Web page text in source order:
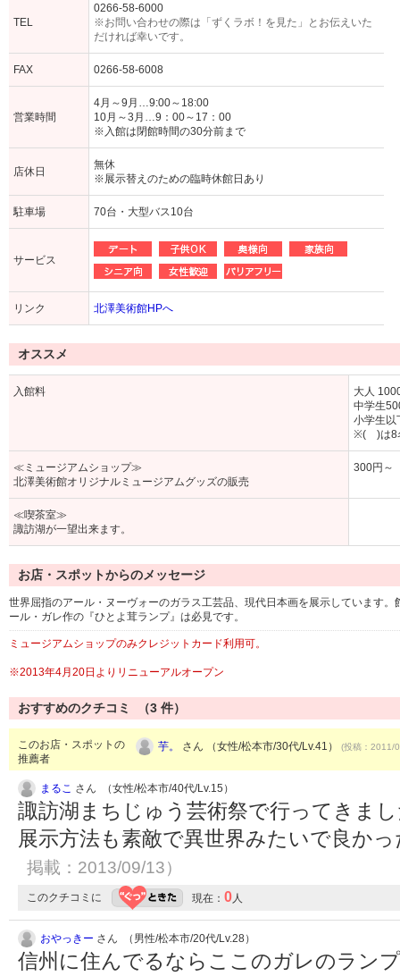
TEL
0266-58-6000
※お問い合わせの際は「ずくラボ！を見た」とお伝えいた
だければ幸いです。
FAX 0266-58-6008
営業時間
4月～9月…9:00～18:00
10月～3月…9：00～17：00
※入館は閉館時間の30分前まで
店休日
無休
※展示替えのための臨時休館日あり
駐車場 70台・大型バス10台
サービス
リンク 北澤美術館HPへ
オススメ
入館料
大人
中学生
小学生以
※( )は8
≪ミュージアムショップ≫
北澤美術館オリジナルミュージアムグッズの販売
300円～
≪喫茶室≫
諏訪湖が一望出来ます。
お店・スポットからのメッセージ
世界屈指のアール・ヌーヴォーのガラス工芸品、現代日本画を展示しています
ール・ガレ作の『ひとよ茸ランプ』は必見です。
ミュージアムショップのみクレジットカード利用可。
※2013年4月20日よりリニューアルオープン
おすすめのクチコミ （3 件）
このお店・スポットの
推薦者
芋。 さん （女性/松本市/30代/Lv.41） (投稿：2011/
まるこ さん （女性/松本市/40代/Lv.15）
諏訪湖まちじゅう芸術祭で行ってきま
展示方法も素敵で異世界みたいで良か
掲載：2013/09/13）
このクチコミに 現在： 0人
おやっきー さん （男性/松本市/20代/Lv.28）
信州に住んでるならここのガレのラン